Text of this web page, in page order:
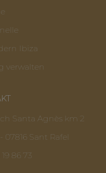
Ibiza
verwalten
Santa Agnès km 2
07816 Sant Rafel
19 86 73